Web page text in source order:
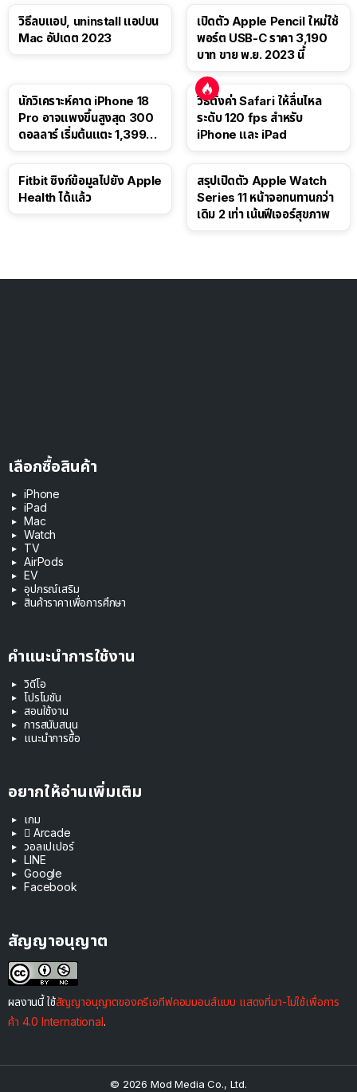
วิธีลบแอป, uninstall แอปบน
Mac อัปเดต 2023
เปิดตัว Apple Pencil ใหม่ใช้
พอร์ต USB-C ราคา 3,190
บาท ขาย พ.ย. 2023 นี้
นักวิเคราะห์คาด iPhone 18
Pro อาจแพงขึ้นสูงสุด 300
ดอลลาร์ เริ่มต้นแตะ 1,399
วิธีตั้งค่า Safari ให้ลื่นไหล
ระดับ 120 fps สำหรับ
iPhone และ iPad
Fitbit ซิงก์ข้อมูลไปยัง Apple
Health ได้แล้ว
สรุปเปิดตัว Apple Watch
Series 11 หน้าจอทนทานกว่า
เดิม 2 เท่า เน้นฟีเจอร์สุขภาพ
เลือกซื้อสินค้า
iPhone
iPad
Mac
Watch
TV
AirPods
EV
อุปกรณ์เสริม
สินค้าราคาเพื่อการศึกษา
คำแนะนำการใช้งาน
วิดีโอ
โปรโมชัน
สอนใช้งาน
การสนับสนุน
แนะนำการซื้อ
อยากให้อ่านเพิ่มเติม
เกม
 Arcade
วอลเปเปอร์
LINE
Google
Facebook
สัญญาอนุญาต
ผลงานนี้ ใช้สัญญาอนุญาตของครีเอทีฟคอมมอนส์แบบ แสดงที่มา-ไม่ใช้เพื่อการ
ค้า 4.0 International.
© 2026 Mod Media Co., Ltd.